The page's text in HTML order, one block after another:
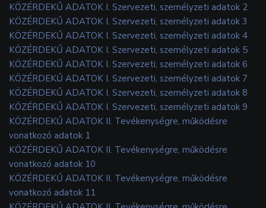
KÖZÉRDEKŰ ADATOK I. Szervezeti, személyzeti adatok 2
KÖZÉRDEKŰ ADATOK I. Szervezeti, személyzeti adatok 3
KÖZÉRDEKŰ ADATOK I. Szervezeti, személyzeti adatok 4
KÖZÉRDEKŰ ADATOK I. Szervezeti, személyzeti adatok 5
KÖZÉRDEKŰ ADATOK I. Szervezeti, személyzeti adatok 6
KÖZÉRDEKŰ ADATOK I. Szervezeti, személyzeti adatok 7
KÖZÉRDEKŰ ADATOK I. Szervezeti, személyzeti adatok 8
KÖZÉRDEKŰ ADATOK I. Szervezeti, személyzeti adatok 9
KÖZÉRDEKŰ ADATOK II. Tevékenységre, működésre
vonatkozó adatok 1
KÖZÉRDEKŰ ADATOK II. Tevékenységre, működésre
vonatkozó adatok 10
KÖZÉRDEKŰ ADATOK II. Tevékenységre, működésre
vonatkozó adatok 11